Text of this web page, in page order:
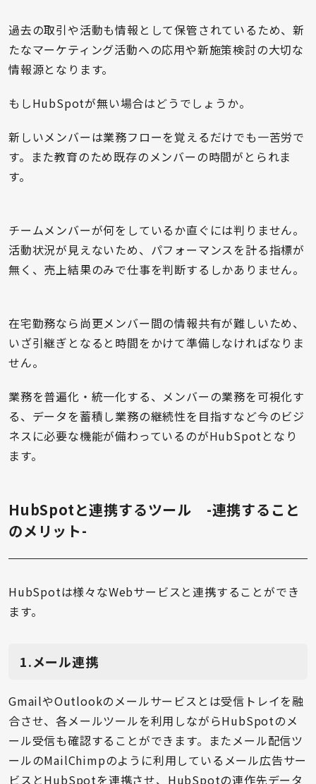
過去の取引や活動も情報として保管されているため、新
たなマーケティング活動への応用や新施策検討の大切な
情報源となります。
もしHubSpotが無い場合はどうでしょうか。
新しいメンバーは業務フローを覚えるだけでも一苦労で
す。また教育のため既存のメンバーの時間がとられま
す。
チームメンバーが何をしているか直ぐには判りません。
活動状況が見えないため、パフォーマンスを計る指標が
無く、売上結果のみで仕事を判断するしかありません。
在宅勤務なら尚更メンバー間の情報共有が難しいため、
いざ引継ぎとなると時間をかけて準備しなければなりま
せん。
業務を普遍化・統一化する、メンバーの業務を可視化す
る、データを蓄積し業務の継続性を目指すなど今のビジ
ネスに必要な機能が備わっているのがHubSpotとなり
ます。
HubSpotと連携するツール -連携すること
のメリット-
HubSpotは様々なWebサービスと連携することができ
ます。
1.メール連携
GmailやOutlookのメールサービスとは受信トレイを融
合させ、各メールツールを利用しながらHubSpotのメ
ール受信も確認することができます。またメール配信ツ
ールのMailChimpのように利用しているメール広告サー
ビスとHubSpotを連携させ、HubSpotの連作先データ